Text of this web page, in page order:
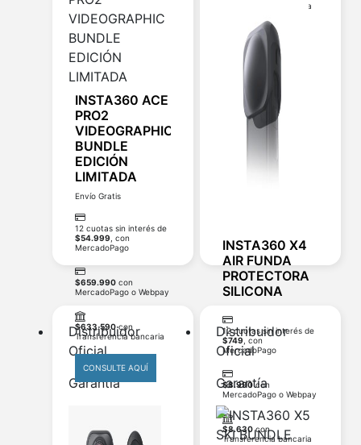
Transferencia bancaria
Agregar al carrito
INSTA360 ACE
PRO2
VIDEOGRAPHIC
BUNDLE
EDICIÓN
LIMITADA
Envío Gratis
12 cuotas sin interés de
$54.999 , con
MercadoPago
$659.990 con
MercadoPago o Webpay
$633.590con
Transferencia bancaria
CONSULTE AQUÍ
INSTA360 X4
AIR FUNDA
PROTECTORA
SILICONA
12 cuotas sin interés de
$749 , con
MercadoPago
$8.990con
MercadoPago o Webpay
$8.630con
Transferencia bancaria
Distribuidor
Oficial
Garantía
Distribuidor
Oficial
Garantía